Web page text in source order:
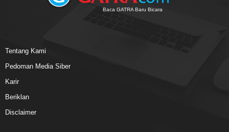
Baca GATRA Baru Bicara
Tentang Kami
Pedoman Media Siber
Karir
Beriklan
Disclaimer